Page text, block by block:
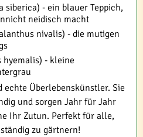
- ein blauer Teppich,
neidisch macht
nivalis) - die mutigen
- kleine
echte Überlebenskünstler. Sie
und sorgen Jahr für Jahr
Ihr Zutun. Perfekt für alle,
zu gärtnern!